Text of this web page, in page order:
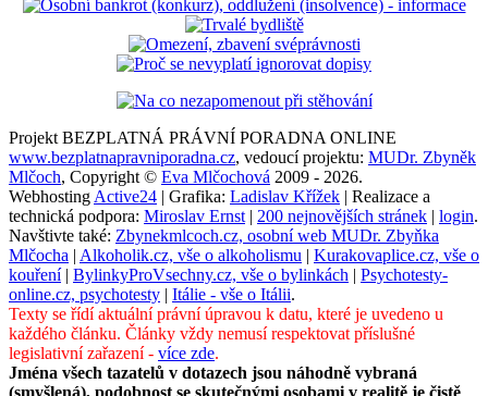
Projekt BEZPLATNÁ PRÁVNÍ PORADNA ONLINE
www.bezplatnapravniporadna.cz, vedoucí projektu: MUDr. Zbyněk
Mlčoch, Copyright © Eva Mlčochová 2009 - 2026.
Webhosting Active24 | Grafika: Ladislav Křížek | Realizace a
technická podpora: Miroslav Ernst | 200 nejnovějších stránek | login.
Navštivte také: Zbynekmlcoch.cz, osobní web MUDr. Zbyňka
Mlčocha | Alkoholik.cz, vše o alkoholismu | Kurakovaplice.cz, vše o
kouření| BylinkyProVsechny.cz, vše o bylinkách | Psychotesty-
online.cz, psychotesty | Itálie - vše o Itálii.
Texty se řídí aktuální právní úpravou k datu, které je uvedeno u
každého článku. Články vždy nemusí respektovat příslušné
legislativní zařazení - více zde.
Jména všech tazatelů v dotazech jsou náhodně vybraná
(smyšlená), podobnost se skutečnými osobami v realitě je čistě